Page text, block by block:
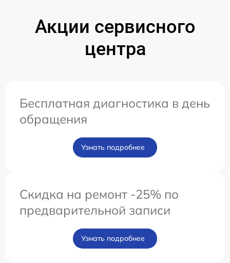
Акции сервисного
центра
Бесплатная диагностика в день
обращения
Узнать подробнее
Скидка на ремонт -25% по
предварительной записи
Узнать подробнее